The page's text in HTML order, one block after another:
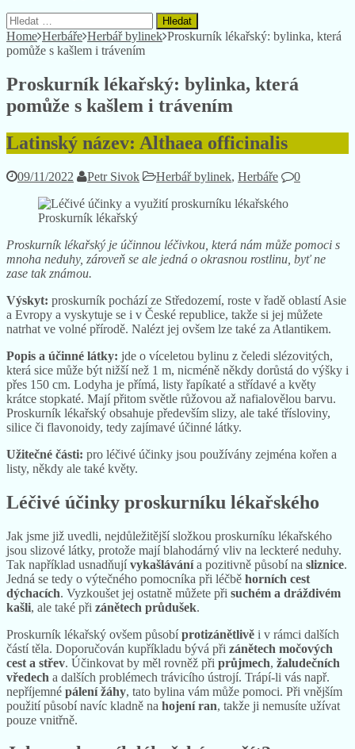
Vyhledávání
Home Herbáře Herbář bylinek Proskurník lékařský: bylinka, která
pomůže s kašlem i trávením
Proskurník lékařský: bylinka, která
pomůže s kašlem i trávením
Latinský název: Althaea officinalis
09/11/2022 Petr Sivok Herbář bylinek, Herbáře 0
Proskurník lékařský
Proskurník lékařský je účinnou léčivkou, která nám může pomoci s
mnoha neduhy, zároveň se ale jedná o okrasnou rostlinu, byť ne
zase tak známou.
Výskyt: proskurník pochází ze Středozemí, roste v řadě oblastí Asie
a Evropy a vyskytuje se i v České republice, takže si jej můžete
natrhat ve volné přírodě. Nalézt jej ovšem lze také za Atlantikem.
Popis a účinné látky: jde o víceletou bylinu z čeledi slézovitých,
která sice může být nižší než 1 m, nicméně někdy dorůstá do výšky i
přes 150 cm. Lodyha je přímá, listy řapíkaté a střídavé a květy
krátce stopkaté. Mají přitom světle růžovou až nafialovělou barvu.
Proskurník lékařský obsahuje především slizy, ale také třísloviny,
silice či flavonoidy, tedy zajímavé účinné látky.
Užitečné části: pro léčivé účinky jsou používány zejména kořen a
listy, někdy ale také květy.
Léčivé účinky proskurníku lékařského
Jak jsme již uvedli, nejdůležitější složkou proskurníku lékařského
jsou slizové látky, protože mají blahodárný vliv na leckteré neduhy.
Tak například usnadňujívykašlávánía pozitivně působí na sliznice.
Jedná se tedy o výtečného pomocníka při léčbě horních cest
dýchacích. Vyzkoušet jej ostatně můžete při suchém a dráždivém
kašli, ale také při zánětech průdušek.
Proskurník lékařský ovšem působíprotizánětlivě i v rámci dalších
částí těla. Doporučován kupříkladu bývá při zánětech močových
cest a střev. Účinkovat by měl rovněž při průjmech, žaludečních
vředech a dalších problémech trávicího ústrojí. Trápí-li vás např.
nepříjemné pálení žáhy, tato bylina vám může pomoci. Při vnějším
použití působí navíc kladně na hojení ran, takže ji nemusíte užívat
pouze vnitřně.